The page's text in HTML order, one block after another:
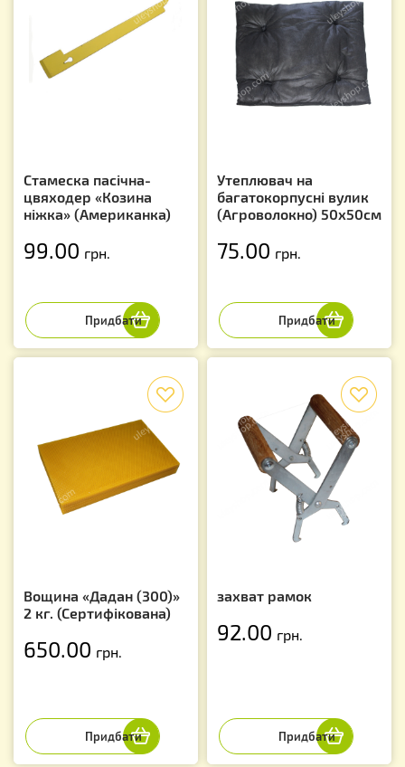
Стамеска пасічна-
цвяходер «Козина
ніжка» (Американка)
99.00 грн.
Утеплювач на
багатокорпусні вулик
(Агроволокно) 50х50см
75.00 грн.
Вощина «Дадан (300)»
2 кг. (Сертифікована)
650.00 грн.
захват рамок
92.00 грн.